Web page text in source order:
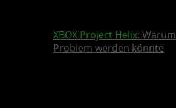
XBOX Project Helix: Warum
Problem werden könnte